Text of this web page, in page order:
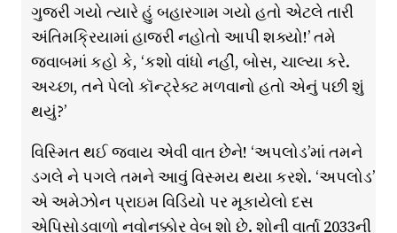
ગુજરી ગયો ત્યારે હું બહારગામ ગયો હતો એટલે તારી
અંતિમક્રિયામાં હાજરી નહોતો આપી શક્યો!’ તમે
જવાબમાં કહો કે, ‘કશો વાંધો નહીં, બોસ, ચાલ્યા કરે.
અચ્છા, તને પેલો કૉન્ટ્રેક્ટ મળવાનો હતો એનું પછી શું
થયું?’
વિસ્મિત થઈ જવાય એવી વાત છેને! ‘અપલોડ’માં તમને
ડગલે ને પગલે તમને આવું વિસ્મય થયા કરશે. ‘અપલોડ’
એ અમેઝોન પ્રાઇમ વિડિયો પર મૂકાયેલો દસ
એપિસોડવાળો નવોનક્કોર વેબ શો છે. શોની વાર્તા 2033ની